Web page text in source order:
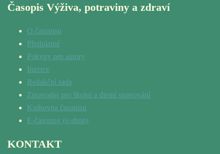
Časopis Výživa, potraviny a zdraví
O časopisu
Předplatné
Pokyny pro autory
Inzerce
Redakční rada
Zpravodaj pro školní a dietní stravování
Knihovna časopisu
E-časopisy (e-shop)
KONTAKT